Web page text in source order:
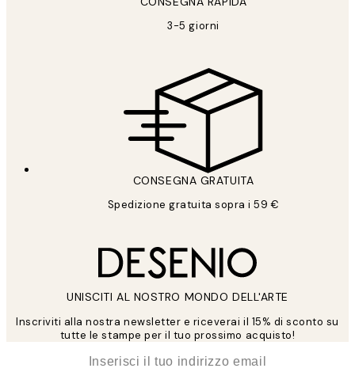
3-5 giorni
CONSEGNA GRATUITA
Spedizione gratuita sopra i 59 €
UNISCITI AL NOSTRO MONDO DELL'ARTE
Inscriviti alla nostra newsletter e riceverai il 15% di sconto su
tutte le stampe per il tuo prossimo acquisto!